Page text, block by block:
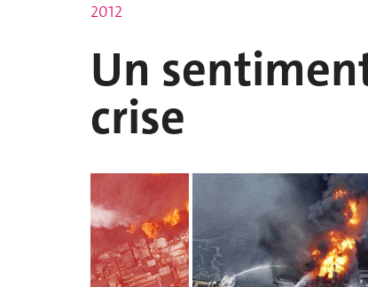
2012
Un
crise